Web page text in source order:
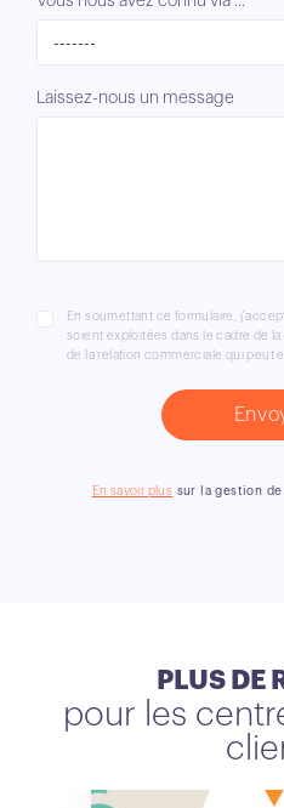
-------
Laissez-nous un message
En soumettant ce formulaire,
soient exploitées dans le cadre de
de la relation commerciale qui peut
En savoir plus sur la gestion
PLUS DE
pour les